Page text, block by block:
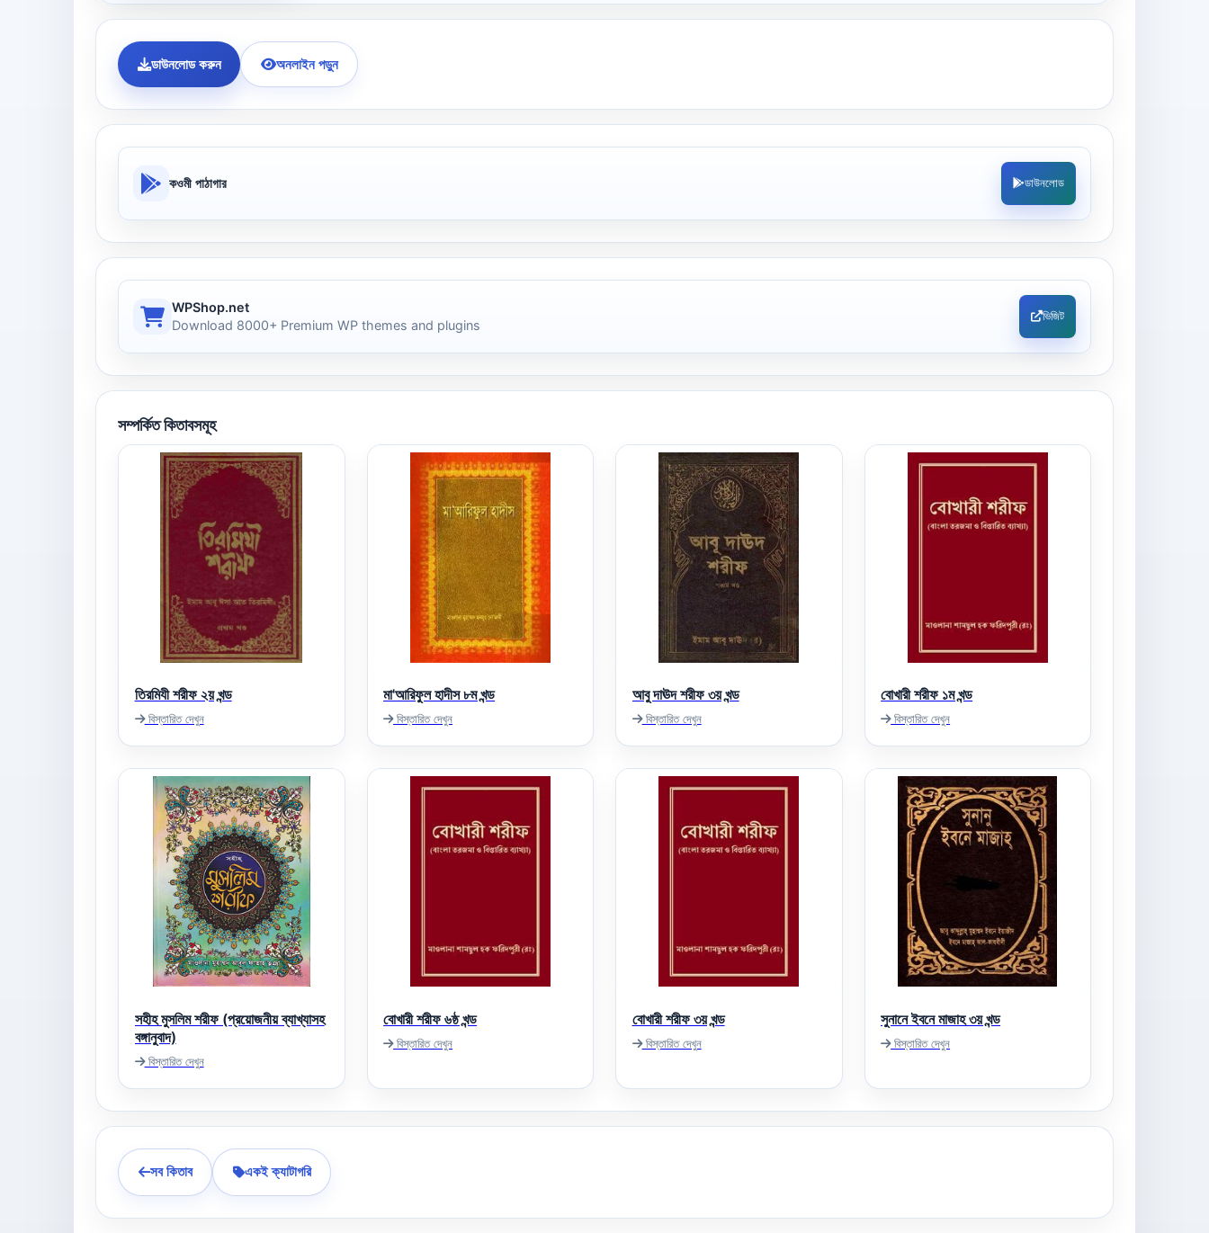
ডাউনলোড করুন অনলাইন পড়ুন
কওমী পাঠাগার ডাউনলোড
WPShop.net
Download 8000+ Premium WP themes and plugins
ভিজিট
সম্পর্কিত কিতাবসমূহ
তিরমিযী শরীফ ২য় খন্ড
বিস্তারিত দেখুন
মা'আরিফুল হাদীস ৮ম খন্ড
বিস্তারিত দেখুন
আবু দাঊদ শরীফ ৩য় খন্ড
বিস্তারিত দেখুন
বোখারী শরীফ ১ম খন্ড
বিস্তারিত দেখুন
সহীহ মুসলিম শরীফ (প্রয়োজনীয় ব্যাখ্যাসহ
বঙ্গানুবাদ)
বিস্তারিত দেখুন
বোখারী শরীফ ৬ষ্ঠ খন্ড
বিস্তারিত দেখুন
বোখারী শরীফ ৩য় খন্ড
বিস্তারিত দেখুন
সুনানে ইবনে মাজাহ ৩য় খন্ড
বিস্তারিত দেখুন
সব কিতাব একই ক্যাটাগরি